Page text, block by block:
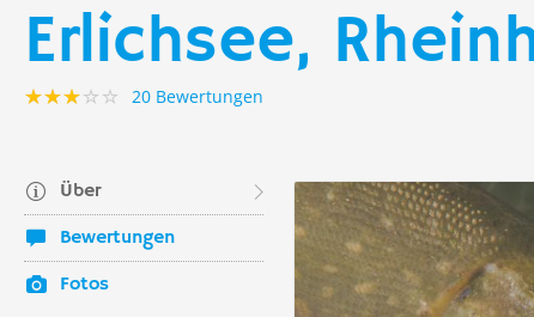
Erlichsee,
20 Bewertungen
Über
Bewertungen
Fotos